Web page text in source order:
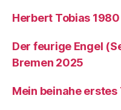
Herbert Tobias
Der feurige Engel
Bremen 2025
Mein beinahe erstes